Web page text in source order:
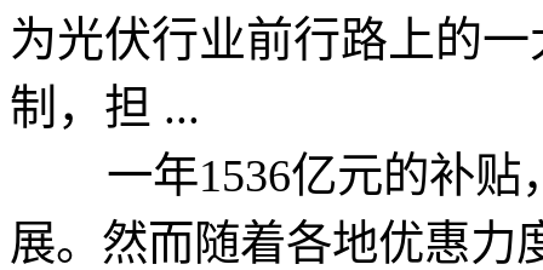
为光伏行业前行路上的
制，担 ...
一年1536亿元的补贴
展。然而随着各地优惠力